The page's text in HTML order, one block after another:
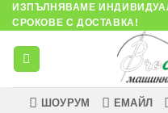
Skip
to
content
ИЗПЪЛНЯВАМЕ
СРОКОВЕ С ДОСТАВКА!
ШОУРУМ ЕМАЙЛ